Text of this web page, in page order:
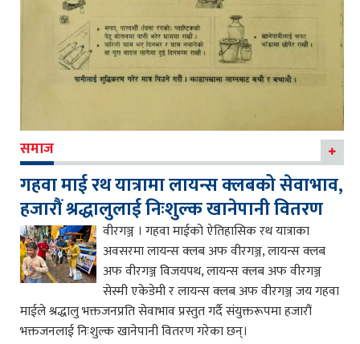
समाज
गहवा माई रथ यात्रामा लायन्स क्लबको सेवाभाव,
हजारौं श्रद्धालुलाई निःशुल्क खानेपानी वितरण
वीरगञ्ज । गहवा माईको ऐतिहासिक रथ यात्राका
अवसरमा लायन्स क्लब अफ वीरगञ्ज, लायन्स क्लब
अफ वीरगञ्ज विजयपथ, लायन्स क्लब अफ वीरगञ्ज
सेस्मी एकेडेमी र लायन्स क्लब अफ वीरगञ्ज जय गहवा
माईले श्रद्धालु भक्तजनप्रति सेवाभाव प्रस्तुत गर्दै संयुक्तरूपमा हजारौं
भक्तजनलाई निःशुल्क खानेपानी वितरण गरेका छन्।